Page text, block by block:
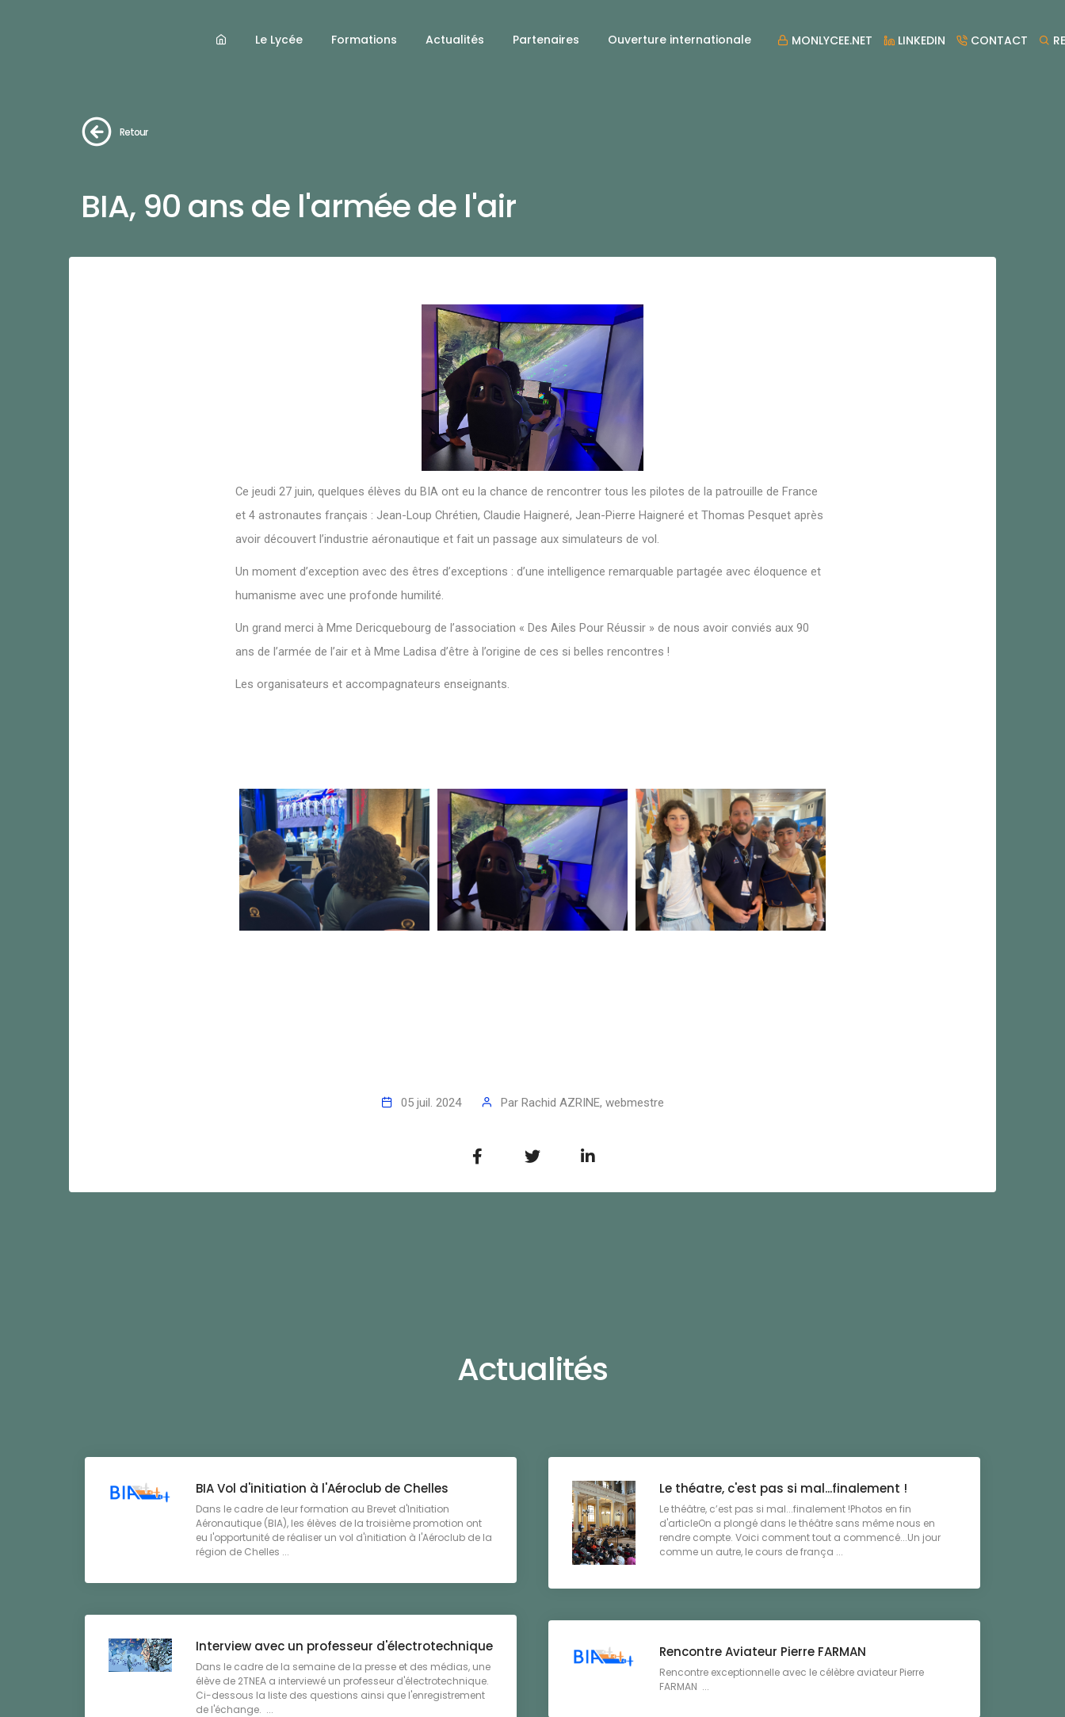
Le Lycée Formations Actualités Partenaires Ouverture internationale MONLYCEE.NET LINKEDIN CONTACT
Retour
BIA, 90 ans de l'armée de l'air
Ce jeudi 27 juin, quelques élèves du BIA ont eu la chance de rencontrer tous les pilotes de la patrouille de France
et 4 astronautes français : Jean-Loup Chrétien, Claudie Haigneré, Jean-Pierre Haigneré et Thomas Pesquet après
avoir découvert l’industrie aéronautique et fait un passage aux simulateurs de vol.
Un moment d’exception avec des êtres d’exceptions : d’une intelligence remarquable partagée avec éloquence et
humanisme avec une profonde humilité.
Un grand merci à Mme Dericquebourg de l’association « Des Ailes Pour Réussir » de nous avoir conviés aux 90
ans de l’armée de l’air et à Mme Ladisa d’être à l’origine de ces si belles rencontres !
Les organisateurs et accompagnateurs enseignants.
05 juil. 2024 Par Rachid AZRINE, webmestre
Actualités
BIA Vol d'initiation à l'Aéroclub de Chelles
Dans le cadre de leur formation au Brevet d'Initiation
Aéronautique (BIA), les élèves de la troisième promotion ont
eu l'opportunité de réaliser un vol d'initiation à l'Aéroclub de la
région de Chelles ...
Le théatre, c'est pas si mal...finalement !
Le théâtre, c’est pas si mal...finalement !Photos en fin
d'articleOn a plongé dans le théâtre sans même nous en
rendre compte. Voici comment tout a commencé...Un jour
comme un autre, le cours de frança ...
Interview avec un professeur d'électrotechnique
Dans le cadre de la semaine de la presse et des médias, une
élève de 2TNEA a interviewé un professeur d'électrotechnique.
Ci-dessous la liste des questions ainsi que l'enregistrement
de l'échange. ...
Rencontre Aviateur Pierre FARMAN
Rencontre exceptionnelle avec le célèbre aviateur Pierre
FARMAN ...